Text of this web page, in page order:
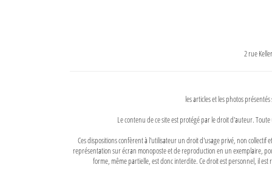
2 rue
les articles et les photos
Le contenu de ce site est protégé par le droit d'auteur.
Ces dispositions confèrent à l'utilisateur un droit d'usage privé, non
représentation sur écran monoposte et de reproduction en un exemplaire,
forme, même partielle, est donc interdite. Ce droit est personnel, il